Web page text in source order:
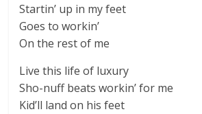
Startin’ up in my feet
Goes to workin’
On the rest of me
Live this life of luxury
Sho-nuff beats workin’ for me
Kid’ll land on his feet